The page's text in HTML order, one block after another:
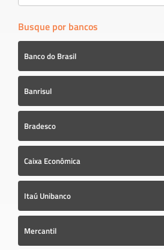
Busque por bancos
Banco do Brasil
Banrisul
Bradesco
Caixa Econômica
Itaú Unibanco
Mercantil